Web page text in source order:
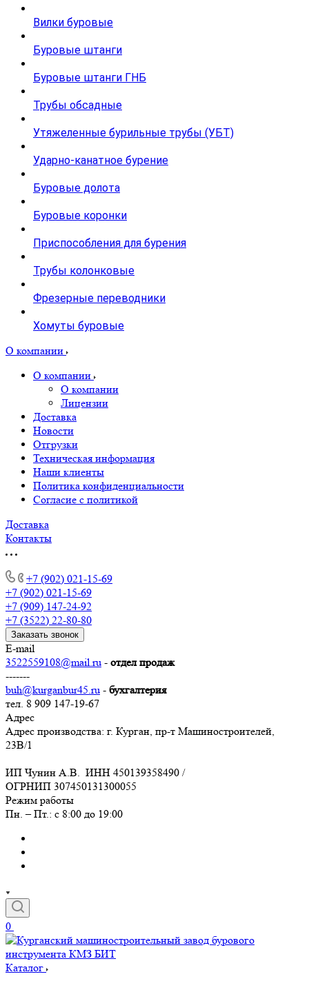
Вилки буровые
Буровые штанги
Буровые штанги ГНБ
Трубы обсадные
Утяжеленные бурильные трубы (УБТ)
Ударно-канатное бурение
Буровые долота
Буровые коронки
Приспособления для бурения
Трубы колонковые
Фрезерные переводники
Хомуты буровые
О компании
О компании
О компании
Лицензии
Доставка
Новости
Отгрузки
Техническая информация
Наши клиенты
Политика конфиденциальности
Согласие с политикой
Доставка
Контакты
+7 (902) 021-15-69
+7 (902) 021-15-69
+7 (909) 147-24-92
+7 (3522) 22-80-80
Заказать звонок
E-mail
3522559108@mail.ru - отдел продаж
-------
buh@kurganbur45.ru - бухгалтерия
тел. 8 909 147-19-67
Адрес
Адрес производства: г. Курган, пр-т Машиностроителей,
23В/1
ИП Чунин А.В. ИНН 450139358490 /
ОГРНИП 307450131300055
Режим работы
Пн. – Пт.: с 8:00 до 19:00
0
Каталог